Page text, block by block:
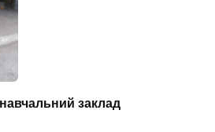
заклад